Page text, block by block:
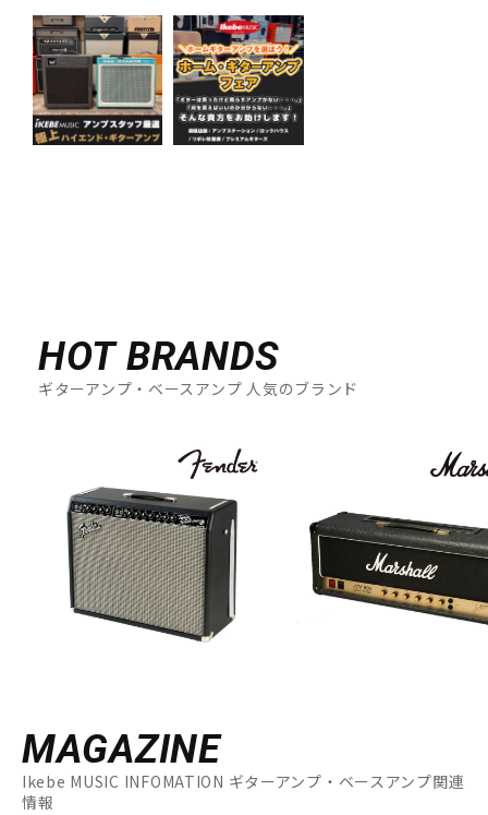
HOT BRANDS
ギターアンプ・ベースアンプ 人気のブランド
MAGAZINE
Ikebe MUSIC INFOMATION ギターアンプ・ベースアンプ関連
情報